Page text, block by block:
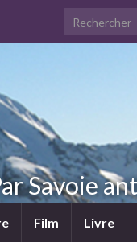
Search for:
Savoie
Film Livre